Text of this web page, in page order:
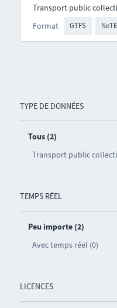
TYPE DE DONNÉES
Tous (2)
Transport public
TEMPS RÉEL
Peu importe (2)
Avec temps réel (0)
LICENCES
Format GTFS
Transport public